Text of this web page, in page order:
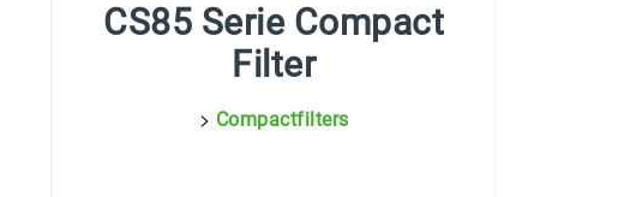
CS85 Serie Compact
Filter
> Compactfilters